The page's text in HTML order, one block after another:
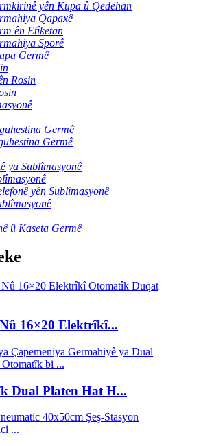
yên Kupa û Qedehan
Qapaxê
ên Etîketan
Sporê
Germê
Rosin
Germê
Germê
ya Sublîmasyonê
yên Sublîmasyonê
û Kaseta Germê
Nû 16×20 Elektrîkî...
Dual Platen Hat H...